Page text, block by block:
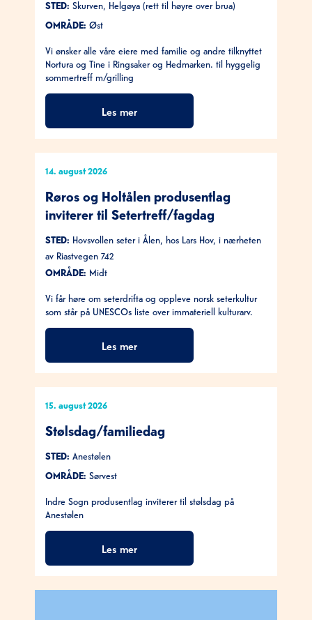
STED: Skurven, Helgøya (rett til høyre over brua)
OMRÅDE: Øst
Vi ønsker alle våre eiere med familie og andre tilknyttet
Nortura og Tine i Ringsaker og Hedmarken. til hyggelig
sommertreff m/grilling
Les mer
14. august 2026
Røros og Holtålen produsentlag
inviterer til Setertreff/fagdag
STED:
av Riastvegen 742
OMRÅDE: Midt
Vi får høre om seterdrifta og oppleve norsk seterkultur
som står på UNESCOs liste over immateriell kulturarv.
Les mer
15. august 2026
Stølsdag/familiedag
STED: Anestølen
OMRÅDE: Sørvest
Indre Sogn produsentlag inviterer til stølsdag på
Anestølen
Les mer